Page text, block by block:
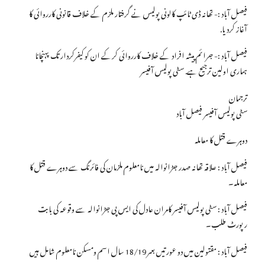
فیصل آباد :- تھانہ ڈی ٹائپ کالونی پولیس نے گرفتار ملزم کے خلاف قانونی کارروائی کا
آغاز کردیا.
فیصل آباد :- جرائم پیشہ افراد کے خلاف کارروائی کرکے ان کو کیفرکردار تک پہنچانا
ہماری اولین ترجیح ہے. سٹی پولیس آفیسر
ترجمان
سٹی پولیس آفیسر فیصل آباد
دوہرے قتل کا معاملہ
فیصل آباد : علاقہ تھانہ صدر جڑانوالہ میں نامعلوم ملزمان کی فائرنگ سے دوہرے قتل کا
معاملہ۔
فیصل آباد : سٹی پولیس آفیسر کامران عادل کی ایس پی جڑانوالہ سے وقوعہ کی بابت
رپورٹ طلب۔
فیصل آباد : مقتولین میں دو عورتیں بعمر 18/19 سال اسم ومسکن نامعلوم شامل ہیں